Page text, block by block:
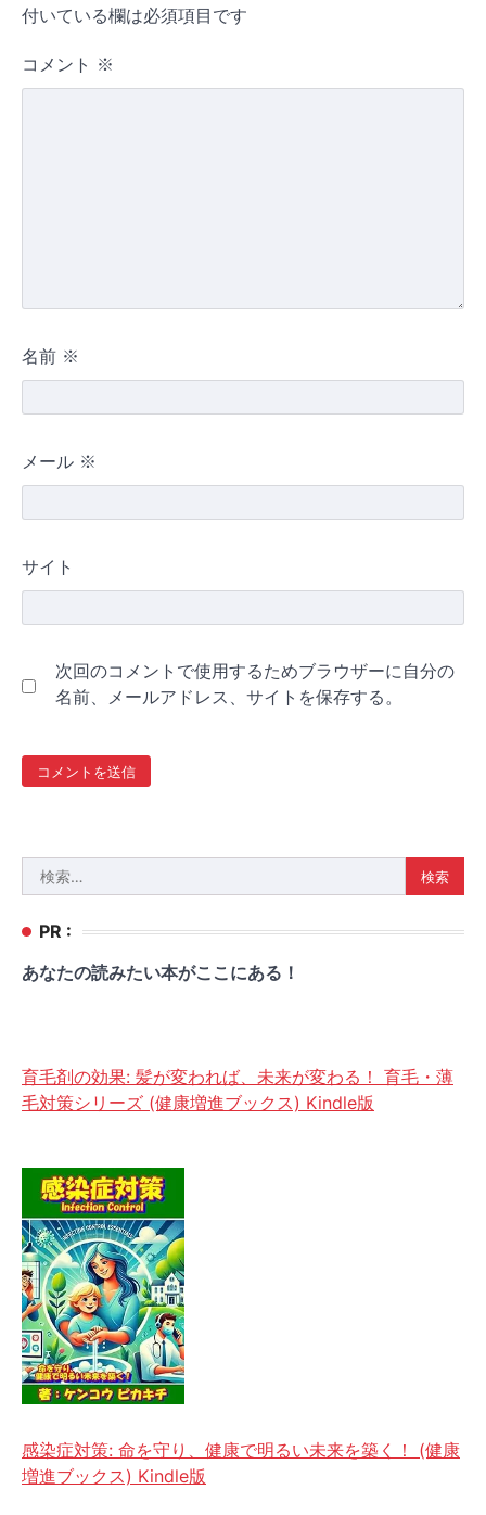
付いている欄は必須項目です
コメント ※
名前 ※
メール ※
サイト
次回のコメントで使用するためブラウザーに自分の
名前、メールアドレス、サイトを保存する。
索:
PR :
あなたの読みたい本がここにある！
育毛剤の効果: 髪が変われば、未来が変わる！ 育毛・薄
毛対策シリーズ (健康増進ブックス) Kindle版
感染症対策: 命を守り、健康で明るい未来を築く！ (健康
増進ブックス) Kindle版